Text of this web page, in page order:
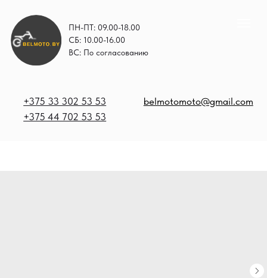
ПН-ПТ: 09.00-18.00
СБ: 10.00-16.00
ВС: По согласованию